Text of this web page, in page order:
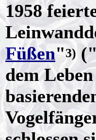
1958
Füßen"3)
dem